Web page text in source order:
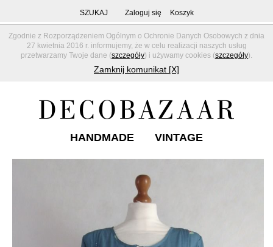
Zgodnie z Rozporządzeniem Ogólnym o Ochronie Danych Osobowych z dnia
27 kwietnia 2016 r. informujemy, że w celu realizacji naszych usług
przetwarzamy Twoje dane (szczegóły) i używamy cookies (szczegóły).
Zamknij komunikat [X]
SZUKAJ Zaloguj się Koszyk
HANDMADE VINTAGE